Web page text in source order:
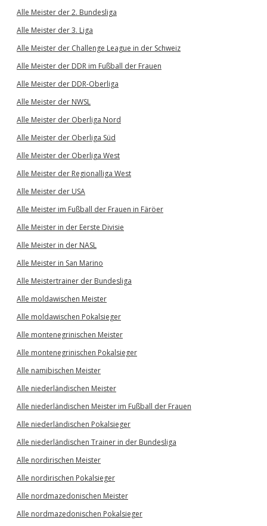
Alle Meister der 2. Bundesliga
Alle Meister der 3. Liga
Alle Meister der Challenge League in der Schweiz
Alle Meister der DDR im Fußball der Frauen
Alle Meister der DDR-Oberliga
Alle Meister der NWSL
Alle Meister der Oberliga Nord
Alle Meister der Oberliga Süd
Alle Meister der Oberliga West
Alle Meister der Regionalliga West
Alle Meister der USA
Alle Meister im Fußball der Frauen in Färöer
Alle Meister in der Eerste Divisie
Alle Meister in der NASL
Alle Meister in San Marino
Alle Meistertrainer der Bundesliga
Alle moldawischen Meister
Alle moldawischen Pokalsieger
Alle montenegrinischen Meister
Alle montenegrinischen Pokalsieger
Alle namibischen Meister
Alle niederländischen Meister
Alle niederländischen Meister im Fußball der Frauen
Alle niederländischen Pokalsieger
Alle niederländischen Trainer in der Bundesliga
Alle nordirischen Meister
Alle nordirischen Pokalsieger
Alle nordmazedonischen Meister
Alle nordmazedonischen Pokalsieger